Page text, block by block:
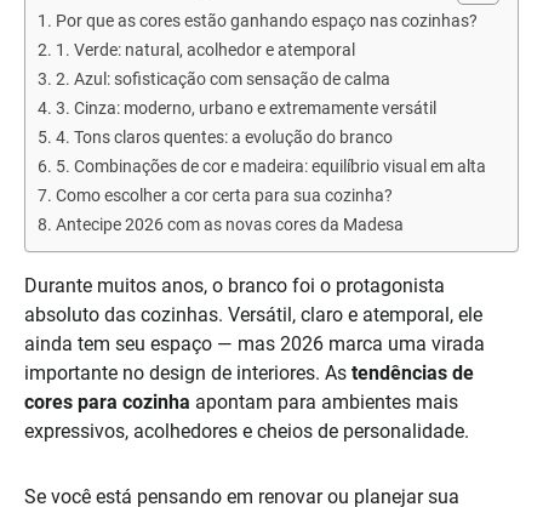
Por que as cores estão ganhando espaço nas cozinhas?
1. Verde: natural, acolhedor e atemporal
2. Azul: sofisticação com sensação de calma
3. Cinza: moderno, urbano e extremamente versátil
4. Tons claros quentes: a evolução do branco
5. Combinações de cor e madeira: equilíbrio visual em alta
Como escolher a cor certa para sua cozinha?
Antecipe 2026 com as novas cores da Madesa
Durante muitos anos, o branco foi o protagonista
absoluto das cozinhas. Versátil, claro e atemporal, ele
ainda tem seu espaço — mas 2026 marca uma virada
importante no design de interiores. As tendências de
cores para cozinha apontam para ambientes mais
expressivos, acolhedores e cheios de personalidade.
Se você está pensando em renovar ou planejar sua